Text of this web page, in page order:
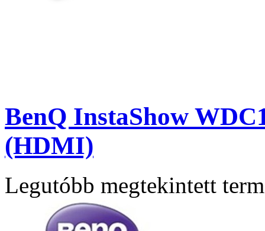
BenQ InstaShow
(HDMI)
Legutóbb megtekintett